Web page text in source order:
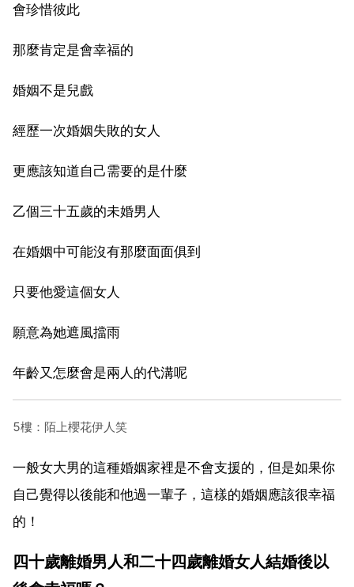
會珍惜彼此
那麼肯定是會幸福的
婚姻不是兒戲
經歷一次婚姻失敗的女人
更應該知道自己需要的是什麼
乙個三十五歲的未婚男人
在婚姻中可能沒有那麼面面俱到
只要他愛這個女人
願意為她遮風擋雨
年齡又怎麼會是兩人的代溝呢
5樓：陌上櫻花伊人笑
一般女大男的這種婚姻家裡是不會支援的，但是如果你
自己覺得以後能和他過一輩子，這樣的婚姻應該很幸福
的！
四十歲離婚男人和二十四歲離婚女人結婚後以